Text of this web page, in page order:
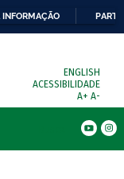
INFORMAÇÃO
ENGLISH
ACESSIBILIDADE
A+ A-